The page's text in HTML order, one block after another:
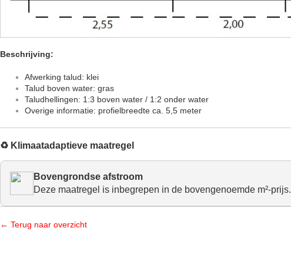
Beschrijving:
Afwerking talud: klei
Talud boven water: gras
Taludhellingen: 1:3 boven water / 1:2 onder water
Overige informatie: profielbreedte ca. 5,5 meter
♻️ Klimaatadaptieve maatregel
Bovengrondse afstroom
Deze maatregel is inbegrepen in de bovengenoemde m²-prijs.
← Terug naar overzicht